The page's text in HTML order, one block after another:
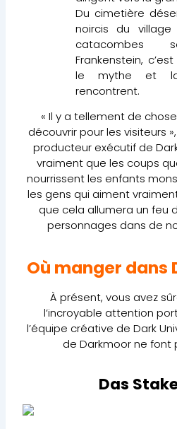
Du cimetière
noircis du
catacombes
Frankenstein,
le mythe et
rencontrent.
« Il y a tellement de
découvrir pour les visiteurs
producteur exécutif de
vraiment que les coups
nourrissent les enfants
les gens qui aiment vraiment
que cela allumera un feu
personnages dans de
Où manger dans
À présent, vous avez
l’incroyable attention
l’équipe créative de Dark
de Darkmoor ne font
Das